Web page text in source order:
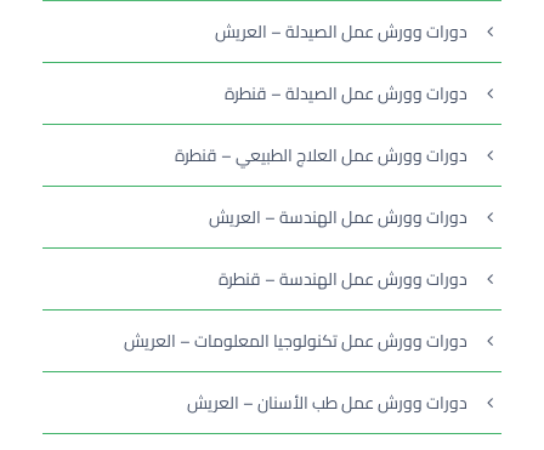
دورات وورش عمل الصيدلة – العريش
دورات وورش عمل الصيدلة – قنطرة
دورات وورش عمل العلاج الطبيعي – قنطرة
دورات وورش عمل الهندسة – العريش
دورات وورش عمل الهندسة – قنطرة
دورات وورش عمل تكنولوجيا المعلومات – العريش
دورات وورش عمل طب الأسنان – العريش